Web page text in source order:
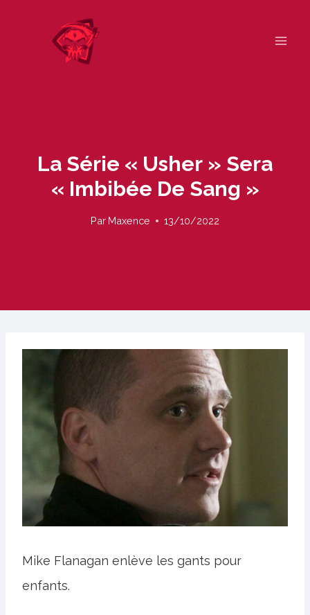
La Série « Usher » Sera
« Imbibée De Sang »
Par Maxence 13/10/2022
Mike Flanagan enlève les gants pour
enfants.